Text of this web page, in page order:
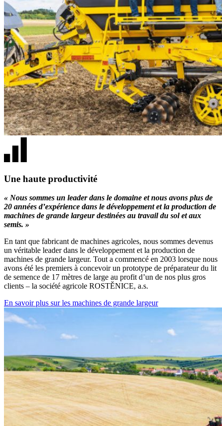
Une haute productivité
« Nous sommes un leader dans le domaine et nous avons plus de
20 années d’expérience dans le développement et la production de
machines de grande largeur destinées au travail du sol et aux
semis. »
En tant que fabricant de machines agricoles, nous sommes devenus
un véritable leader dans le développement et la production de
machines de grande largeur. Tout a commencé en 2003 lorsque nous
avons été les premiers à concevoir un prototype de préparateur du lit
de semence de 17 mètres de large au profit d’un de nos plus gros
clients – la société agricole ROSTĚNICE, a.s.
En savoir plus sur les machines de grande largeur